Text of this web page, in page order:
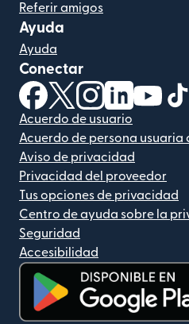
Referir amigos
Ayuda
Ayuda
Conectar
(se abre en una ventana
(se abre en una
(se abre en
(se abre
(se
Acuerdo de usuario
Acuerdo de persona usuaria
Aviso de privacidad
Privacidad del proveedor
Tus opciones de privacidad
Centro de ayuda sobre la
Seguridad
Accesibilidad